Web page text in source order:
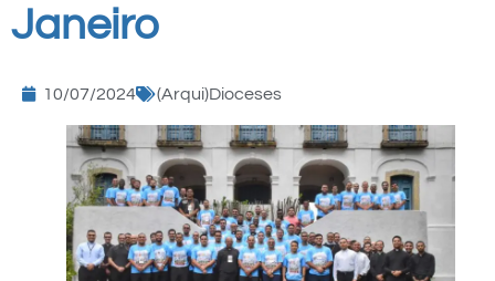
Janeiro
10/07/2024 (Arqui)Dioceses